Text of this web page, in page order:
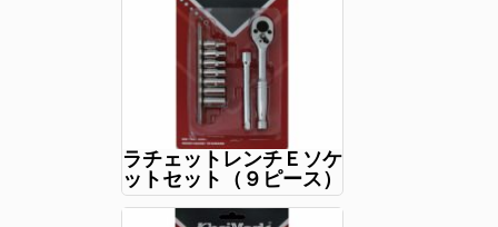
ラチェットレンチＥソケ
ットセット（９ピース）